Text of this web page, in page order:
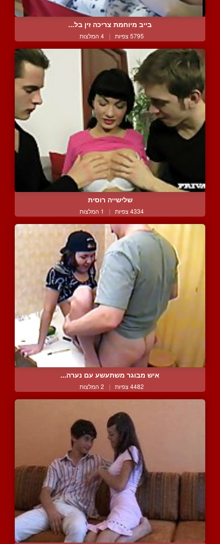
בייב מיוחמת צריכה זין בל...
5795 צפיות | 4 המלצות
שלישייה רוסית
4334 צפיות | 1 המלצות
איש מבוגר משתעשע עם נערה...
4482 צפיות | 2 המלצות